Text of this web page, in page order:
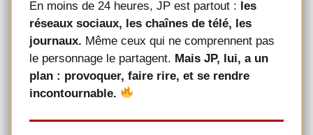
En moins de 24 heures, JP est partout : les
réseaux sociaux, les chaînes de télé, les
journaux. Même ceux qui ne comprennent pas
le personnage le partagent. Mais JP, lui, a un
plan : provoquer, faire rire, et se rendre
incontournable.